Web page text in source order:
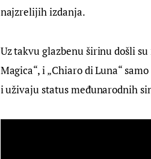
najzrelijih izdanja.
Uz takvu glazbenu širinu došli su i
Magica“, i „Chiaro di Luna“
i uživaju status međunarodnih